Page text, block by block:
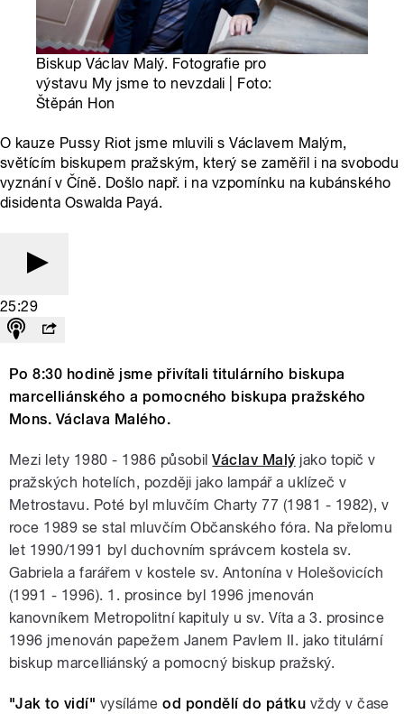
Biskup Václav Malý. Fotografie pro
výstavu My jsme to nevzdali | Foto:
Štěpán Hon
O kauze Pussy Riot jsme mluvili s Václavem Malým,
světícím biskupem pražským, který se zaměřil i na svobodu
vyznání v Číně. Došlo např. i na vzpomínku na kubánského
disidenta Oswalda Payá.
25:29
Po 8:30 hodině jsme přivítali titulárního biskupa
marcelliánského a pomocného biskupa pražského
Mons. Václava Malého.
Mezi lety 1980 - 1986 působilVáclav Malý jako topič v
pražských hotelích, později jako lampář a uklízeč v
Metrostavu. Poté byl mluvčím Charty 77 (1981 - 1982), v
roce 1989 se stal mluvčím Občanského fóra. Na přelomu
let 1990/1991 byl duchovním správcem kostela sv.
Gabriela a farářem v kostele sv. Antonína v Holešovicích
(1991 - 1996). 1. prosince byl 1996 jmenován
kanovníkem Metropolitní kapituly u sv. Víta a 3. prosince
1996 jmenován papežem Janem Pavlem II. jako titulární
biskup marcelliánský a pomocný biskup pražský.
"Jak to vidí" vysílámeod pondělí do pátku vždy v čase